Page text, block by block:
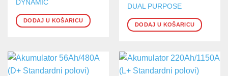
DYNAMIC
DODAJ U KOŠARICU
DUAL PURPOSE
DODAJ U KOŠARICU